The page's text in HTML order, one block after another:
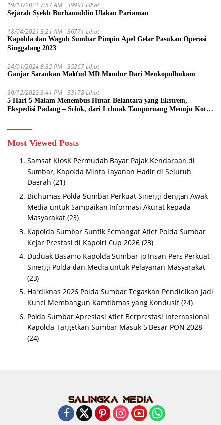
19/11/2021 7:57 AM 39991 Lihat
Sejarah Syekh Burhanuddin Ulakan Pariaman
18/04/2023 3:21 AM 36771 Lihat
Kapolda dan Wagub Sumbar Pimpin Apel Gelar Pasukan Operasi
Singgalang 2023
24/01/2024 8:32 PM 35267 Lihat
Ganjar Sarankan Mahfud MD Mundur Dari Menkopolhukam
30/12/2022 3:41 PM 33178 Lihat
5 Hari 5 Malam Menembus Hutan Belantara yang Ekstrem,
Ekspedisi Padang – Solok, dari Lubuak Tampuruang Menuju Koto
Most Viewed Posts
Samsat KiosK Permudah Bayar Pajak Kendaraan di
Sumbar, Kapolda Minta Layanan Hadir di Seluruh
Daerah (21)
Bidhumas Polda Sumbar Perkuat Sinergi dengan Awak
Media untuk Sampaikan Informasi Akurat kepada
Masyarakat (23)
Kapolda Sumbar Suntik Semangat Atlet Polda Sumbar
Kejar Prestasi di Kapolri Cup 2026 (23)
Duduak Basamo Kapolda Sumbar jo Insan Pers Perkuat
Sinergi Polda dan Media untuk Pelayanan Masyarakat
(23)
Hardiknas 2026 Polda Sumbar Tegaskan Pendidikan Jadi
Kunci Membangun Kamtibmas yang Kondusif (24)
Polda Sumbar Apresiasi Atlet Berprestasi Internasional
Kapolda Targetkan Sumbar Masuk 5 Besar PON 2028
(24)